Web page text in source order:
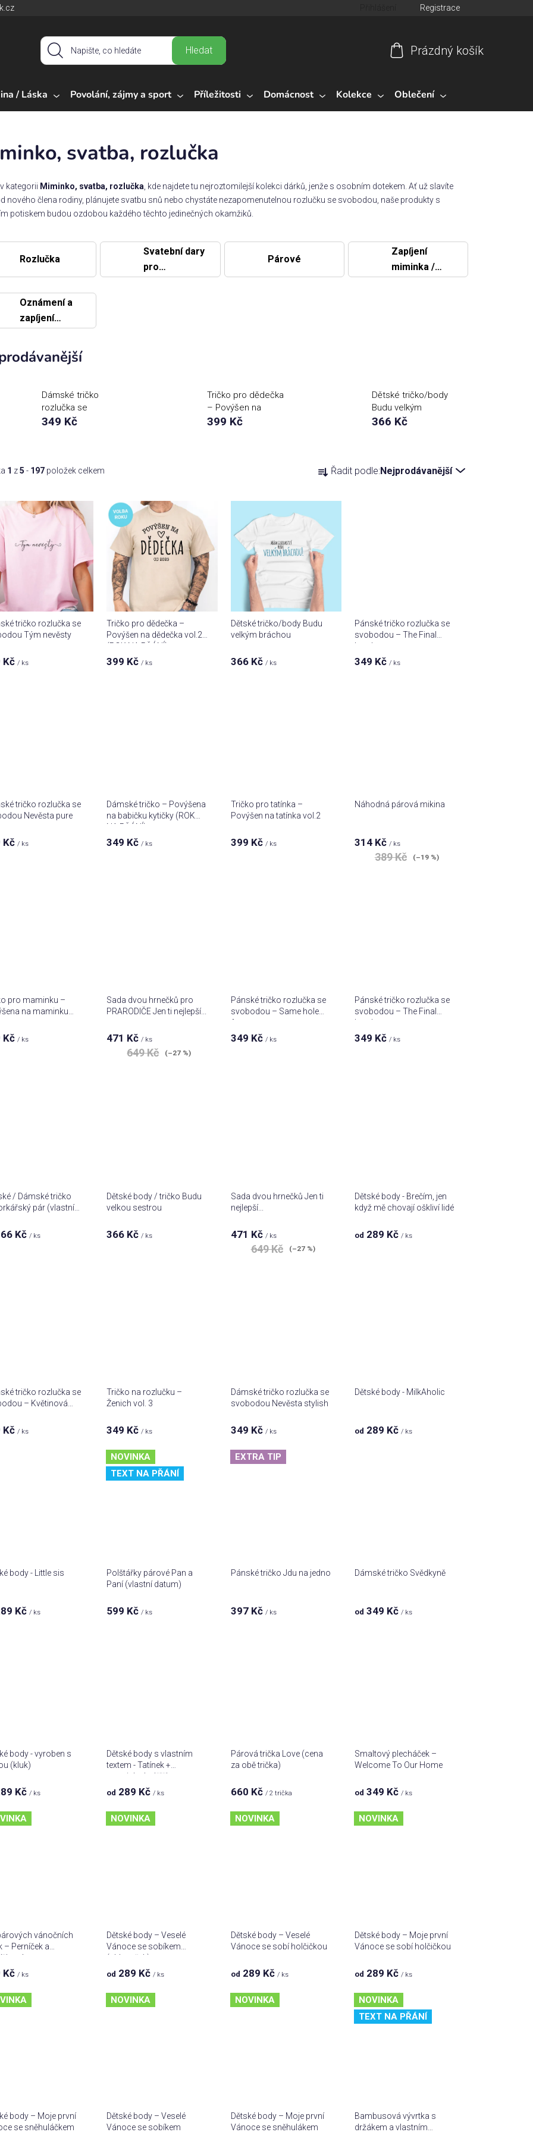
Registrace
Hledat
košík
Prázdný košík
/ Láska Povolání, zájmy a sport Příležitosti Domácnost Kolekce Oblečení
svatba, rozlučka
kategorii Miminko, svatba, rozlučka , kde najdete tu nejroztomilejší kolekci dárků, jenže s osobním dotekem. Ať už slavíte
nového člena rodiny, plánujete svatbu snů nebo chystáte nezapomenutelnou rozlučku se svobodou, naše produkty s
potiskem budou ozdobou každého těchto jedinečných okamžiků.
Rozlučka
Svatební dary
pro
Párové
Zapíjení
miminka /
Oznámení a
zapíjení
novopečení
rodiče
Dámské tričko
rozlučka se
svobodou Tým
349 Kč
Tričko pro dědečka
– Povýšen na
dědečka vol.2 (ROK
399 Kč
Dětské tričko/body
Budu velkým
bráchou
366 Kč
1 z5 - 197 položek celkem
a
n
p
r
o
d
u
k
Řadit podle:Nejprodávanější
tričko rozlučka se
Tým nevěsty
Kč / ks
Tričko pro dědečka –
Povýšen na dědečka vol.2
(ROK NA PŘÁNÍ)
399 Kč / ks
Dětské tričko/body Budu
velkým bráchou
366 Kč / ks
Pánské tričko rozlučka se
svobodou – The Final
Level team
349 Kč / ks
tričko rozlučka se
Nevěsta pure
Kč / ks
Dámské tričko – Povýšena
na babičku kytičky (ROK
NA PŘÁNÍ)
349 Kč/ ks
Tričko pro tatínka –
Povýšen na tatínka vol.2
399 Kč / ks
Náhodná párová mikina
314 Kč / ks
389 Kč (–19 %)
pro maminku –
na maminku
Kč / ks
Sada dvou hrnečků pro
PRARODIČE Jen ti nejlepší...
471 Kč/ ks
649 Kč (–27 %)
Pánské tričko rozlučka se
svobodou – Same hole
forever
349 Kč / ks
Pánské tričko rozlučka se
svobodou – The Final
Level
349 Kč / ks
/ Dámské tričko
pár (vlastní
Kč / ks
Dětské body / tričko Budu
velkou sestrou
366 Kč / ks
Sada dvou hrnečků Jen ti
nejlepší...
Průměrné
hodnocení
produktu
471 Kč / ks
649 Kč (–27 %)
Dětské body - Brečím, jen
když mě chovají oškliví lidé
od 289 Kč / ks
tričko rozlučka se
– Květinová
Kč / ks
Tričko na rozlučku –
Ženich vol. 3
349 Kč / ks
Dámské tričko rozlučka se
svobodou Nevěsta stylish
349 Kč / ks
Dětské body - MilkAholic
od 289 Kč / ks
body - Little sis
Kč / ks
NOVINKA
TEXT NA PŘÁNÍ
Polštářky párové Pan a
Paní (vlastní datum)
599 Kč/ ks
EXTRA TIP
Pánské tričko Jdu na jedno
Průměrné
397 Kč / ks
Dámské tričko Svědkyně
od 349 Kč / ks
body - vyroben s
(kluk)
Kč / ks
Dětské body s vlastním
textem - Tatínek +
maminka holčička
od 289 Kč/ ks
Párová trička Love (cena
za obě trička)
660 Kč / 2 trička
Smaltový plecháček –
Welcome To Our Home
od 349 Kč / ks
vánočních
– Perníček a
Kč / ks
NOVINKA
Dětské body – Veselé
Vánoce se sobíkem
(chlapeček)
od 289 Kč / ks
NOVINKA
Dětské body – Veselé
Vánoce se sobí holčičkou
od 289 Kč / ks
NOVINKA
Dětské body – Moje první
Vánoce se sobí holčičkou
od 289 Kč / ks
body – Moje první
se sněhuláčkem
NOVINKA
Dětské body – Veselé
Vánoce se sobíkem
NOVINKA
Dětské body – Moje první
Vánoce se sněhulákem
NOVINKA
TEXT NA PŘÁNÍ
Bambusová vývrtka s
držákem a vlastním